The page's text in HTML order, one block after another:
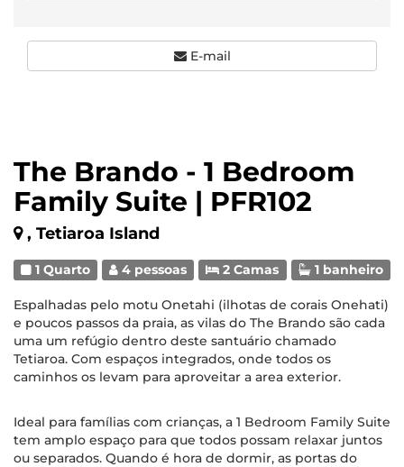
The Brando - 1 Bedroom
Family Suite | PFR102
, Tetiaroa Island
1 Quarto 4 pessoas 2 Camas 1 banheiro
Espalhadas pelo motu Onetahi (ilhotas de corais Onehati)
e poucos passos da praia, as vilas do The Brando são cada
uma um refúgio dentro deste santuário chamado
Tetiaroa. Com espaços integrados, onde todos os
caminhos os levam para aproveitar a area exterior.
Ideal para famílias com crianças, a 1 Bedroom Family Suite
tem amplo espaço para que todos possam relaxar juntos
ou separados. Quando é hora de dormir, as portas do
E-mail